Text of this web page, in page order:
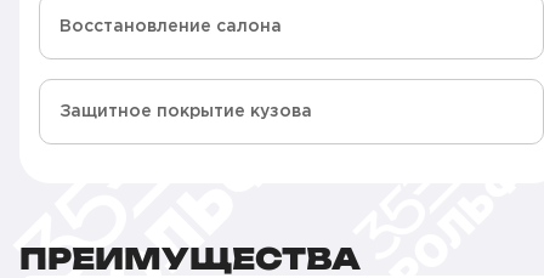
Восстановление салона
Защитное покрытие кузова
ПРЕИМУЩЕСТВА